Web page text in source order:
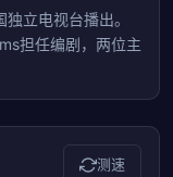
立电视台播出。
担任编剧，两位主
测速